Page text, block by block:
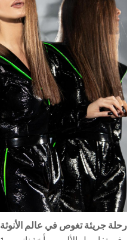
رحلة جريئة تغوص في عالم الأنوثة